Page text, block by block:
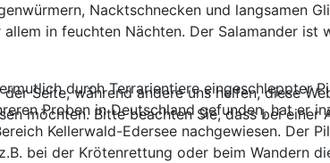
Nacktschnecken und langsamen
in feuchten Nächten. Der Salamander
durch Terrarientiere eingeschleppter
Proben in Deutschland gefunden, hat er
Kellerwald-Edersee nachgewiesen. Der
bei der Krötenrettung oder beim Wandern
Seite, während andere uns helfen, diese
möchten. Bitte beachten Sie, dass bei